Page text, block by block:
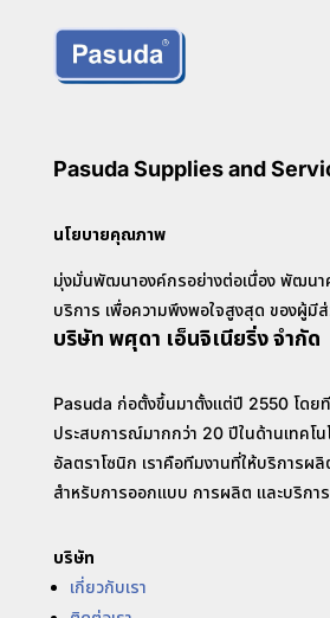
Pasuda Supplies and
นโยบายคุณภาพ
มุ่งมั่นพัฒนาองค์กรอย่างต่อเนื่อง พัฒน
บริการ เพื่อความพึงพอใจสูงสุด ของผู้มี
บริษัท พศุดา เอ็นจิเนียริ่ง จำกัด
Pasuda ก่อตั้งขึ้นมาตั้งแต่ปี 2550 โดย
ประสบการณ์มากกว่า 20 ปีในด้านเทคโน
อัลตราโซนิก เราคือทีมงานที่ให้บริการ
สำหรับการออกแบบ การผลิต และบริกา
บริษัท
เกี่ยวกับเรา